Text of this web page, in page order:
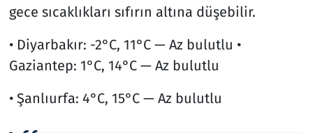
gece sıcaklıkları sıfırın altına düşebilir.
• Diyarbakır: -2°C, 11°C — Az bulutlu •
Gaziantep: 1°C, 14°C — Az bulutlu
• Şanlıurfa: 4°C, 15°C — Az bulutlu